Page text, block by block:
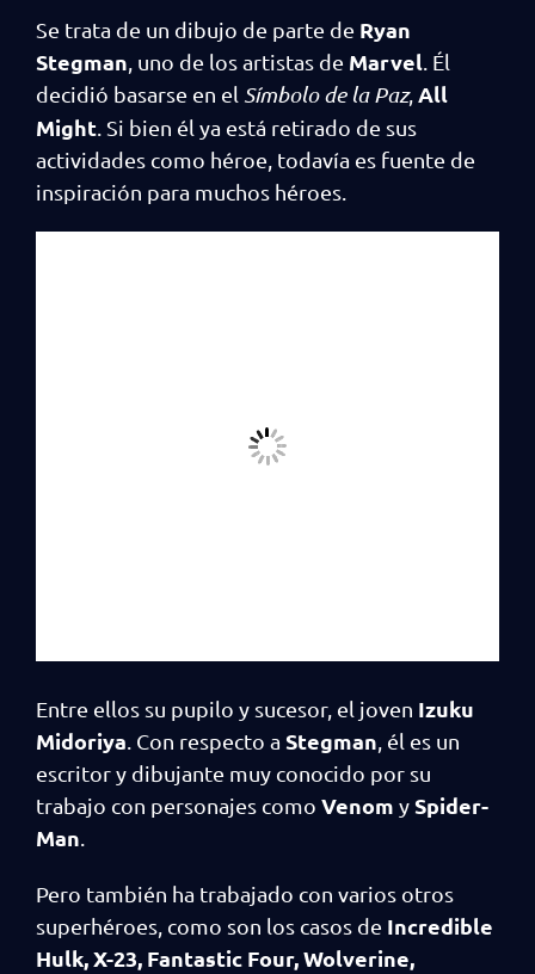
Se trata de un dibujo de parte de Ryan
Stegman , uno de los artistas de Marvel . Él
decidió basarse en el Símbolo de la Paz, All
Might . Si bien él ya está retirado de sus
actividades como héroe, todavía es fuente de
inspiración para muchos héroes.
Entre ellos su pupilo y sucesor, el joven Izuku
Midoriya . Con respecto a Stegman , él es un
escritor y dibujante muy conocido por su
trabajo con personajes como Venom ySpider-
Man
Pero también ha trabajado con varios otros
superhéroes, como son los casos de Incredible
Hulk, X-23, Fantastic Four, Wolverine,